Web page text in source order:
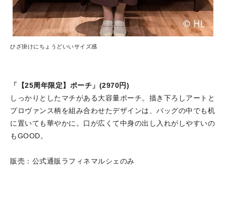
ひざ掛けにちょうどいいサイズ感
「【25周年限定】ポーチ」(2970円)
しっかりとしたマチがある大容量ポーチ。描き下ろしアートと
プロヴァンス柄を組み合わせたデザインは、バッグの中でも机
に置いても華やかに。口が広くて中身の出し入れがしやすいの
もGOOD。
販売：公式通販ラフィネマルシェのみ